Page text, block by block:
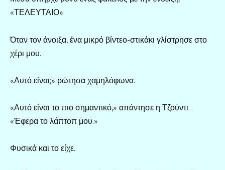
«ΤΕΛΕΥΤΑΙΟ».
Όταν τον άνοιξα, ένα μικρό βίντεο-στικάκι γλίστρησε στο
χέρι μου.
«Αυτό είναι;» ρώτησα χαμηλόφωνα.
«Αυτό είναι το πιο σημαντικό,» απάντησε η Τζούντι.
«Έφερα το λάπτοπ μου.»
Φυσικά και το είχε.